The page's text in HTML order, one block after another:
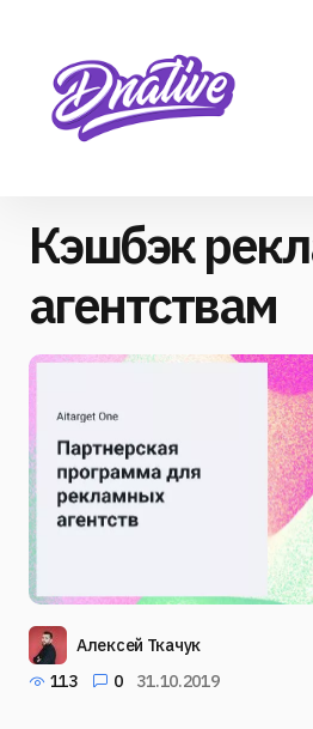
Кэшбэк
агентствам
Алексей Ткачук
113
0 31.10.2019